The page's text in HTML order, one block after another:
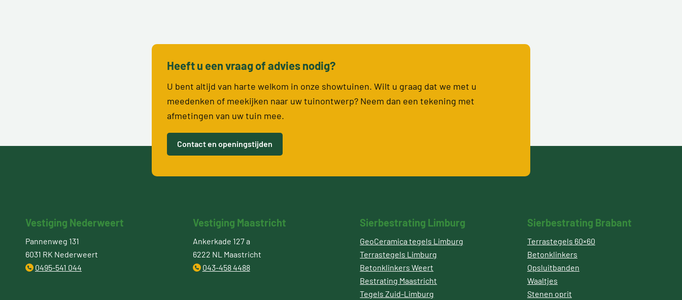
Heeft u een vraag of advies nodig?
U bent altijd van harte welkom in onze showtuinen. Wilt u graag dat we met u
meedenken of meekijken naar uw tuinontwerp? Neem dan een tekening met
afmetingen van uw tuin mee.
Contact en openingstijden
Vestiging Nederweert
Pannenweg 131
6031 RK Nederweert
0495-541 044
Vestiging Maastricht
Ankerkade 127 a
6222 NL Maastricht
043-458 4488
Sierbestrating Limburg
GeoCeramica tegels Limburg
Terrastegels Limburg
Betonklinkers Weert
Bestrating Maastricht
Tegels Zuid-Limburg
Sierbestrating Brabant
Terrastegels 60×60
Betonklinkers
Opsluitbanden
Waaltjes
Stenen oprit